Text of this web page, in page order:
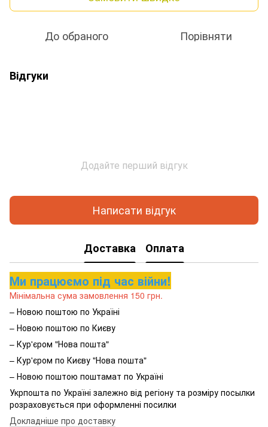
До обраного Порівняти
Відгуки
Додайте перший відгук
Написати відгук
Доставка Оплата
Ми працюємо під час війни!
Мінімальна сума замовлення 150 грн.
– Новою поштою по Україні
– Новою поштою по Києву
– Кур'єром "Нова пошта"
– Кур'єром по Києву "Нова пошта"
– Новою поштою поштамат по Україні
Укрпошта по Україні залежно від регіону та розміру посылки
розраховується при оформленні посилки
Докладніше про доставку